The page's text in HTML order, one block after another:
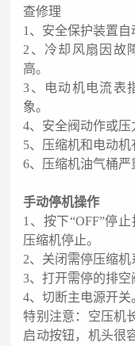
查修理
1、安全保护装置自
2、冷却风扇因故
高。
3、电动机电流表
象。
4、安全阀动作或压
5、压缩机和电动机
6、压缩机油气桶严
手动停机操作
1、按下“OFF”停
压缩机停止。
2、关闭需停压缩机
3、打开需停的排空
4、切断主电源开关
特别注意：空压机
启动按钮，机头很